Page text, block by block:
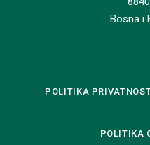
Bosna i
POLITIKA
POLITIKA